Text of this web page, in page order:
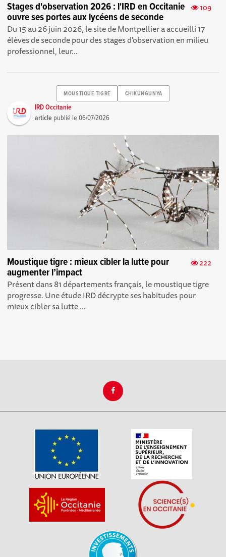
109
Stages d'observation 2026 : l'IRD en Occitanie
ouvre ses portes aux lycéens de seconde
Du 15 au 26 juin 2026, le site de Montpellier a accueilli 17
élèves de seconde pour des stages d'observation en milieu
professionnel, leur...
MOUSTIQUE-TIGRE CHIKUNGUNYA
IRD Occitanie
article publié le06/07/2026
222
Moustique tigre : mieux cibler la lutte pour
augmenter l’impact
Présent dans 81 départements français, le moustique tigre
progresse. Une étude IRD décrypte ses habitudes pour
mieux cibler sa lutte ...